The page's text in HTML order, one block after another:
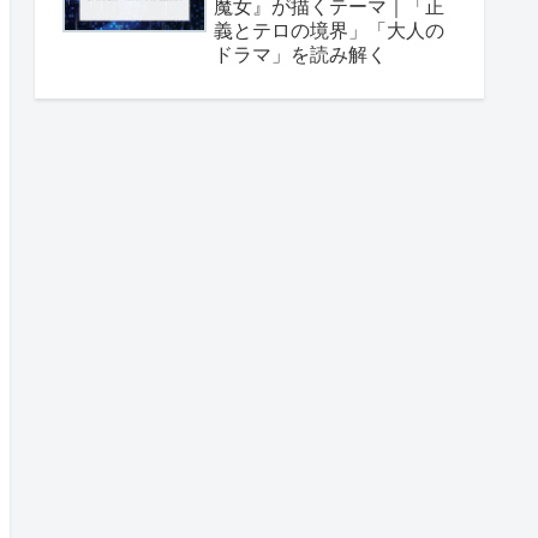
魔女』が描くテーマ｜「正
義とテロの境界」「大人の
ドラマ」を読み解く